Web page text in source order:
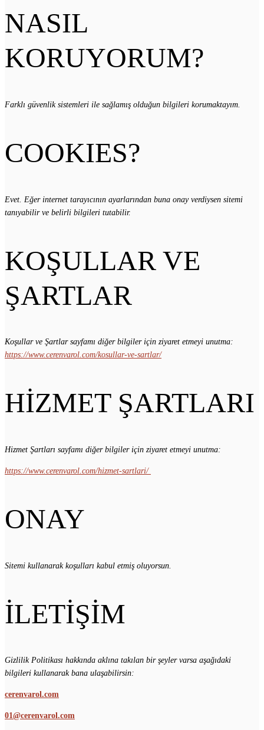
NASIL
KORUYORUM?
Farklı güvenlik sistemleri ile sağlamış olduğun bilgileri korumaktayım.
COOKIES?
Evet. Eğer internet tarayıcının ayarlarından buna onay verdiysen sitemi
tanıyabilir ve belirli bilgileri tutabilir.
KOŞULLAR VE
ŞARTLAR
Koşullar ve Şartlar sayfamı diğer bilgiler için ziyaret etmeyi unutma:
https://www.cerenvarol.com/kosullar-ve-sartlar/
HİZMET ŞARTLARI
Hizmet Şartları sayfamı diğer bilgiler için ziyaret etmeyi unutma:
https://www.cerenvarol.com/hizmet-sartlari/
ONAY
Sitemi kullanarak koşulları kabul etmiş oluyorsun.
İLETİŞİM
Gizlilik Politikası hakkında aklına takılan bir şeyler varsa aşağıdaki
bilgileri kullanarak bana ulaşabilirsin:
cerenvarol.com
01@cerenvarol.com